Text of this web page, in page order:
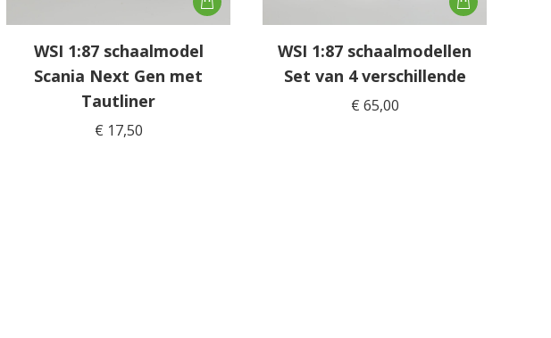
WSI 1:87 schaalmodel
Scania Next Gen met
Tautliner
€ 17,50
WSI 1:87 schaalmodellen
Set van 4 verschillende
€ 65,00